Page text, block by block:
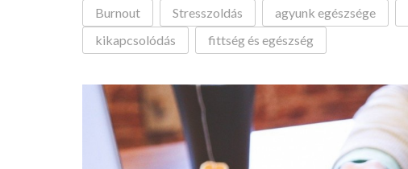
Burnout Stresszoldás agyunk egészsége
kikapcsolódás
fittség és egészség